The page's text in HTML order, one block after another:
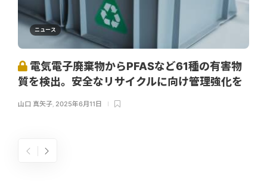
ニュース
電気電子廃棄物からPFASなど61種の有害物
質を検出。安全なリサイクルに向け管理強化を
山口 真矢子 2025年6月11日